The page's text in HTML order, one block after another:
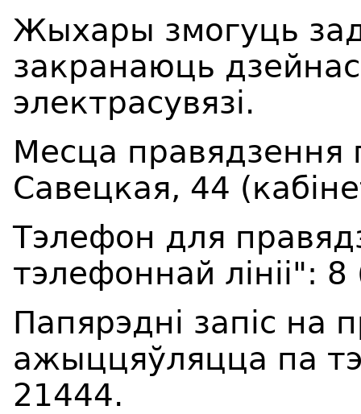
Жыхары змогуць
закранаюць
электрасувязі.
Месца правядзення
Савецкая, 44
Тэлефон для
тэлефоннай лініі":
Папярэдні запіс на
ажыццяўляцца па
21444.